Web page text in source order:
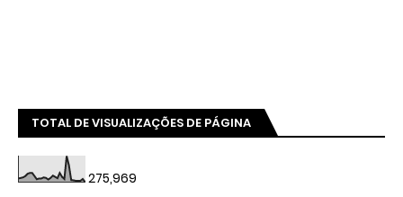
TOTAL DE VISUALIZAÇÕES DE PÁGINA
275,969